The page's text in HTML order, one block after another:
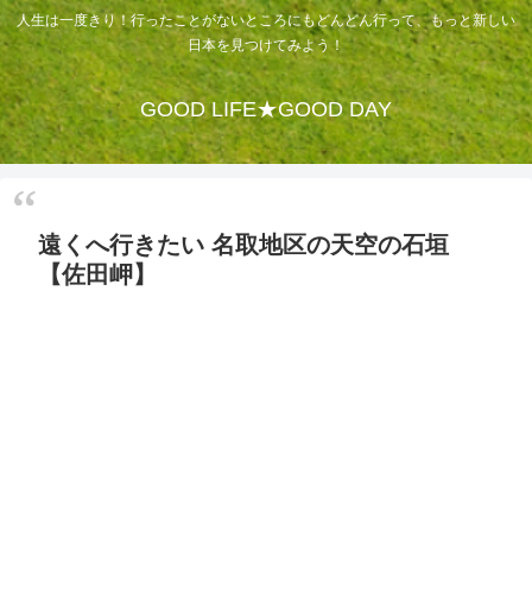
人生は一度きり！行ったことがないところにもどんどん行って、もっと新しい
日本を見つけてみよう！
GOOD LIFE★GOOD DAY
遠くへ行きたい 名取地区の天空の石垣
【佐田岬】